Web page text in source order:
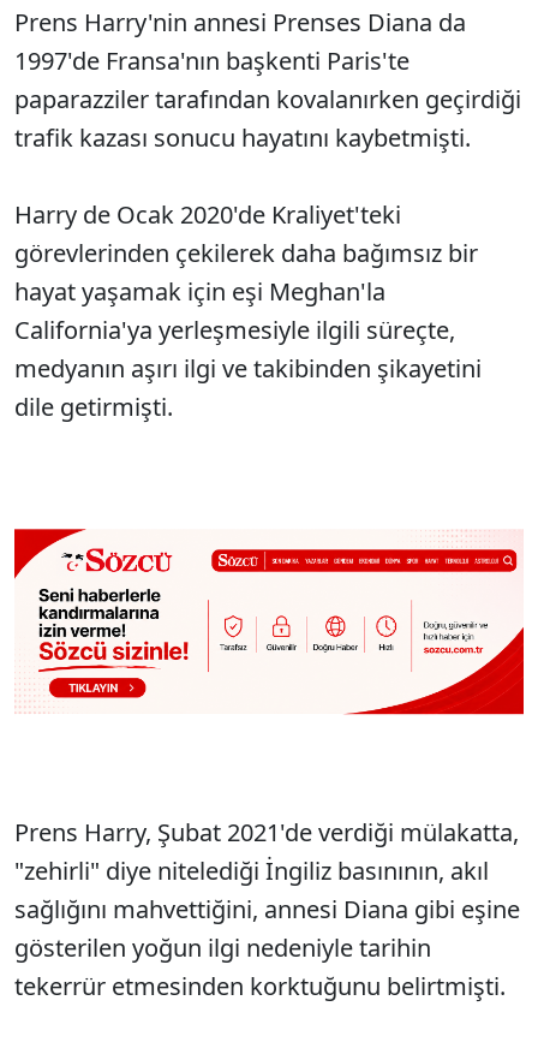
Prens Harry'nin annesi Prenses Diana da
1997'de Fransa'nın başkenti Paris'te
paparazziler tarafından kovalanırken geçirdiği
trafik kazası sonucu hayatını kaybetmişti.
Harry de Ocak 2020'de Kraliyet'teki
görevlerinden çekilerek daha bağımsız bir
hayat yaşamak için eşi Meghan'la
California'ya yerleşmesiyle ilgili süreçte,
medyanın aşırı ilgi ve takibinden şikayetini
dile getirmişti.
Prens Harry, Şubat 2021'de verdiği mülakatta,
"zehirli" diye nitelediği İngiliz basınının, akıl
sağlığını mahvettiğini, annesi Diana gibi eşine
gösterilen yoğun ilgi nedeniyle tarihin
tekerrür etmesinden korktuğunu belirtmişti.